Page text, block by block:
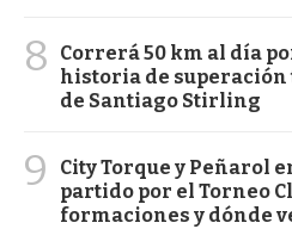
8
Correrá 50 km al día
historia de superación
de Santiago Stirling
9
City Torque y Peñarol
partido por el Torneo
formaciones y dónde